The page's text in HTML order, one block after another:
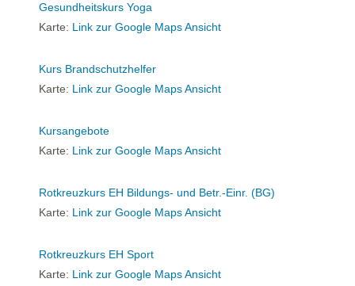
Gesundheitskurs Yoga
Karte: Link zur Google Maps Ansicht
Kurs Brandschutzhelfer
Karte: Link zur Google Maps Ansicht
Kursangebote
Karte: Link zur Google Maps Ansicht
Rotkreuzkurs EH Bildungs- und Betr.-Einr. (BG)
Karte: Link zur Google Maps Ansicht
Rotkreuzkurs EH Sport
Karte: Link zur Google Maps Ansicht